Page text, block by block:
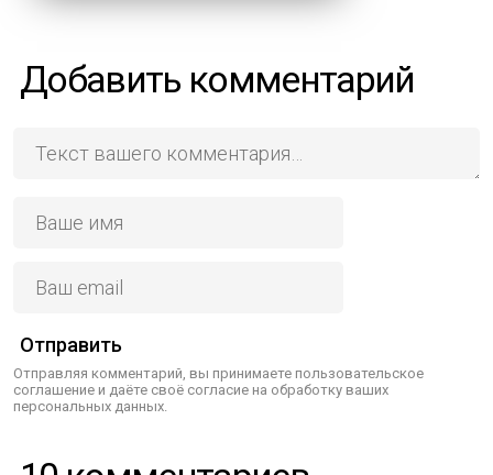
Добавить комментарий
Отправить
Отправляя комментарий, вы принимаете пользовательское
соглашение и даёте своё согласие на обработку ваших
персональных данных.